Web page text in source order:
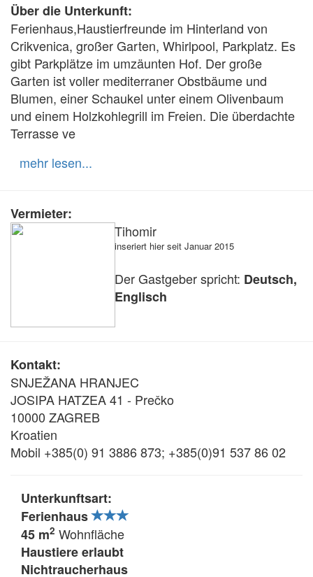
Über die Unterkunft:
Ferienhaus,Haustierfreunde im Hinterland von
Crikvenica, großer Garten, Whirlpool, Parkplatz. Es
gibt Parkplätze im umzäunten Hof. Der große
Garten ist voller mediterraner Obstbäume und
Blumen, einer Schaukel unter einem Olivenbaum
und einem Holzkohlegrill im Freien. Die überdachte
Terrasse ve
mehr lesen...
Vermieter:
Tihomir
inseriert hier seit Januar 2015
Der Gastgeber spricht: Deutsch,
Englisch
Kontakt:
SNJEŽANA HRANJEC
JOSIPA HATZEA 41 - Prečko
10000 ZAGREB
Kroatien
Mobil +385(0) 91 3886 873; +385(0)91 537 86 02
Unterkunftsart:
Ferienhaus
45 m2 Wohnfläche
Haustiere erlaubt
Nichtraucherhaus